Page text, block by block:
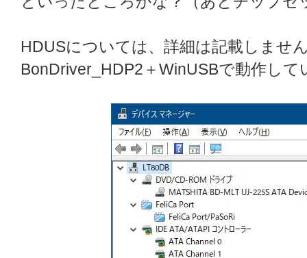
HDUSについては、詳細は記載しませ
BonDriver_HDP2＋WinUSBで動作して